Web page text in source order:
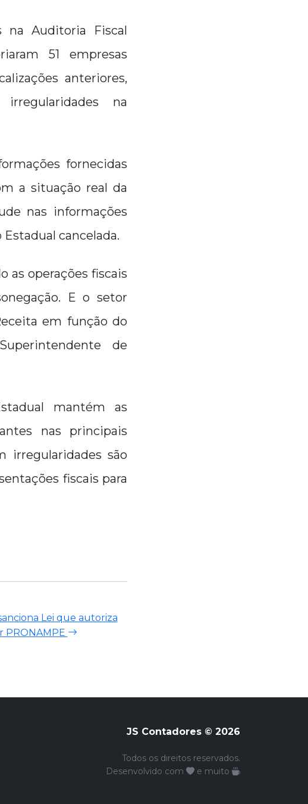
na Auditoria Fiscal
51 empresas
anteriores,
na
fornecidas
a situação real da
nas informações
cancelada.
as operações fiscais
E o setor
em função do
de
mantém as
nas principais
irregularidades são
fiscais para
Lei que autoriza
PRONAMPE
JS Contadores © 2026
Todos os direitos reservados.
Desenvolvido com
e muito